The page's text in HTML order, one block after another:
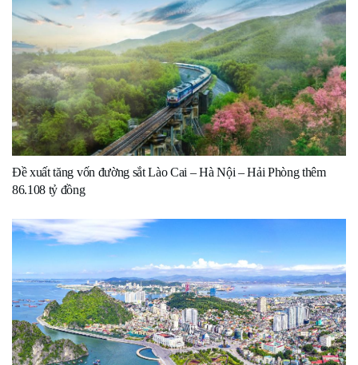
Đề xuất tăng vốn đường sắt Lào Cai – Hà Nội – Hải Phòng thêm
86.108 tỷ đồng